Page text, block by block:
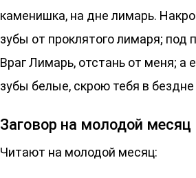
каменишка, на дне лимарь.
зубы от проклятого лимаря; под
Враг Лимарь, отстань от меня;
зубы белые, скрою тебя в
Заговор на молодой месяц
Читают на молодой месяц: